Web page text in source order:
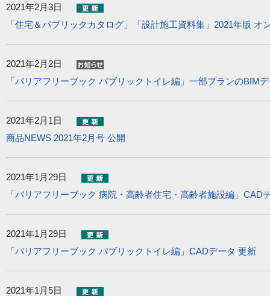
2021年2月3日
「住宅＆パブリックカタログ」「設計施工資料集」2021年版 オ
2021年2月2日
「バリアフリーブック パブリックトイレ編」一部プランのBIM
2021年2月1日
商品NEWS 2021年2月号 公開
2021年1月29日
「バリアフリーブック 病院・高齢者住宅・高齢者施設編」CAD
2021年1月29日
「バリアフリーブック パブリックトイレ編」CADデータ 更新
2021年1月5日